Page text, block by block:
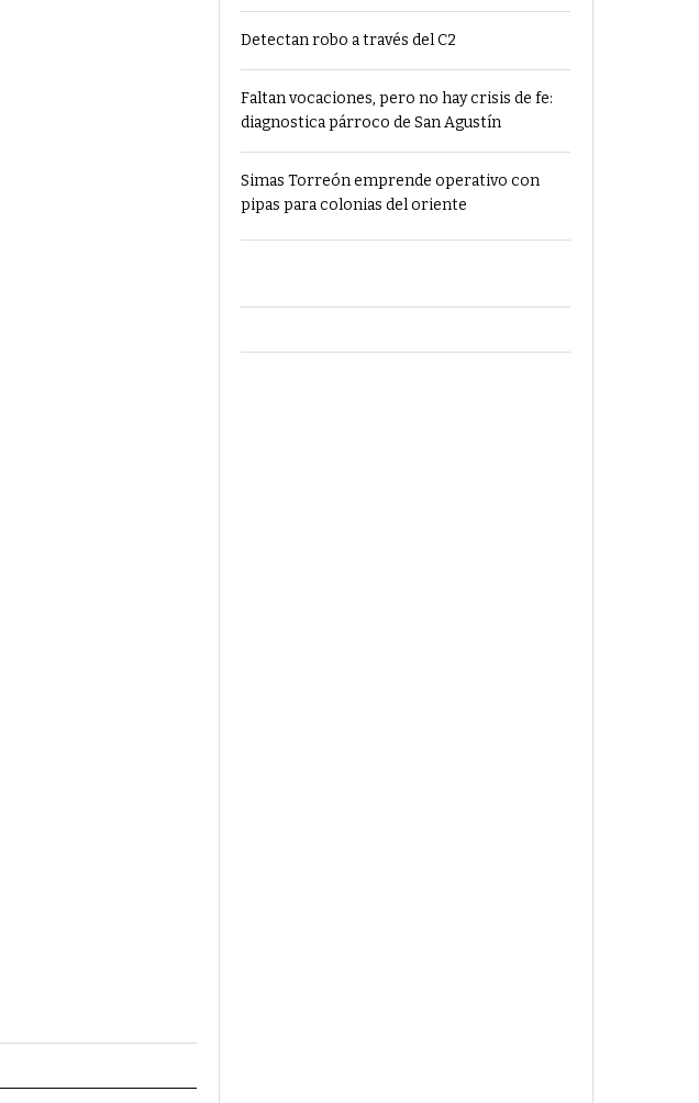
Detectan robo a través del C2
Faltan vocaciones, pero no hay crisis de fe:
diagnostica párroco de San Agustín
Simas Torreón emprende operativo con
pipas para colonias del oriente